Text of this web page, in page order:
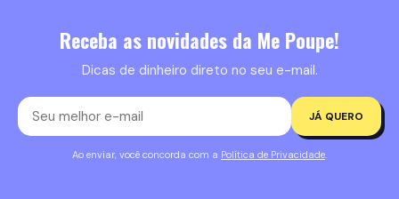
Receba as novidades da Me Poupe!
Dicas de dinheiro direto no seu e-mail.
JÁ QUERO
Ao enviar, você concorda com a Política de Privacidade.